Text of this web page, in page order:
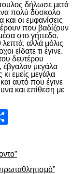
δήλωσε μετά
πολύ δύσκολο
οι εμφανίσεις
που βαδίζουν
στο γήπεδο.
αλλά μόλις
είδατε τι έγινε.
δευτέρου
έβγαλαν μεγάλα
εμείς μεγάλα
αυτό που έγινε
και επίθεση με